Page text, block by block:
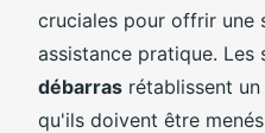
cruciales pour offrir une
assistance pratique. Les
débarras rétablissent
qu'ils doivent être